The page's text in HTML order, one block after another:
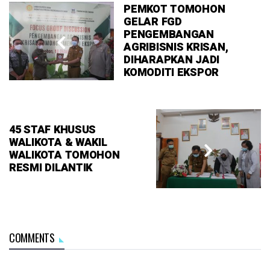
PEMKOT TOMOHON
GELAR FGD
PENGEMBANGAN
AGRIBISNIS KRISAN,
DIHARAPKAN JADI
KOMODITI EKSPOR
45 STAF KHUSUS
WALIKOTA & WAKIL
WALIKOTA TOMOHON
RESMI DILANTIK
COMMENTS